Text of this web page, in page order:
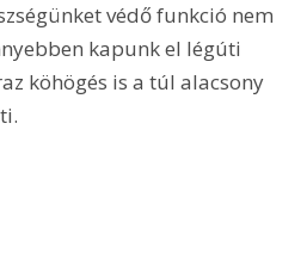
védő funkció nem
kapunk el légúti
köhögés is a túl alacsony